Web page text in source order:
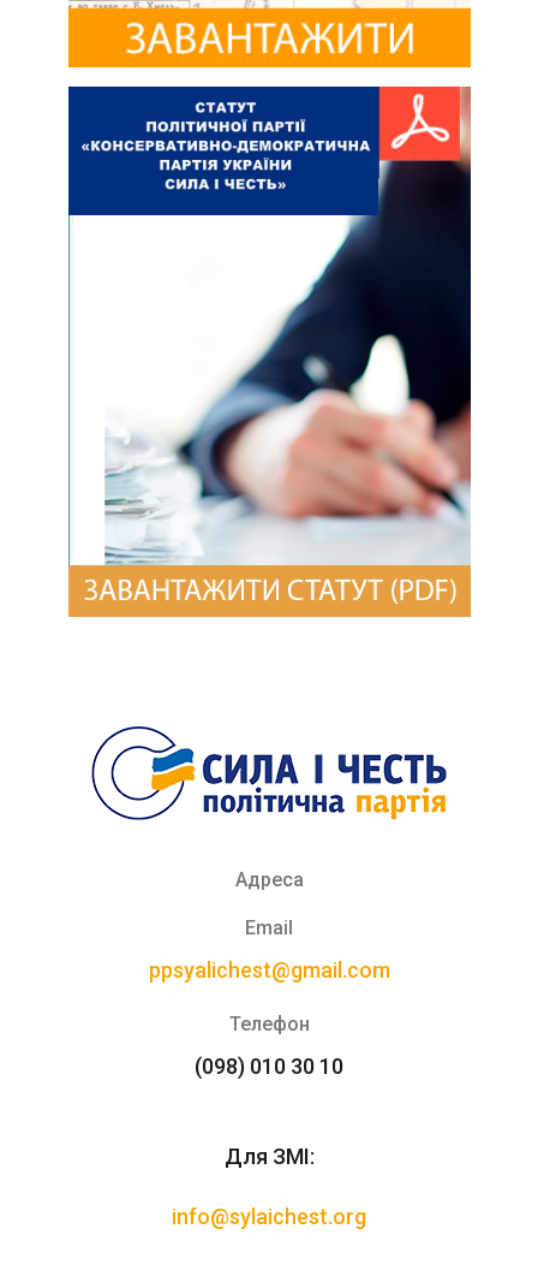
Адреса
Email
ppsyalichest@gmail.com
Телефон
(098) 010 30 10
Для ЗМІ:
info@sylaichest.org